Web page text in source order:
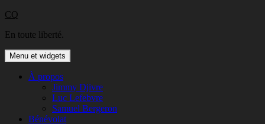
Aller
contenu
CQ
En toute liberté.
Menu et widgets
À propos
Jimmy Djivre
Luc Lefebvre
Samuel Bergeron
Bénévolat